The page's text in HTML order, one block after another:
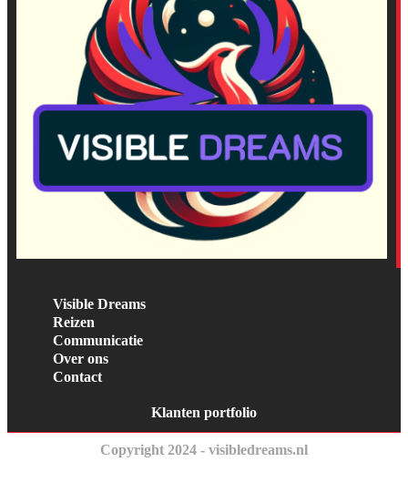
Visible Dreams
Reizen
Communicatie
Over ons
Contact
Klanten portfolio
Copyright 2024 - visibledreams.nl